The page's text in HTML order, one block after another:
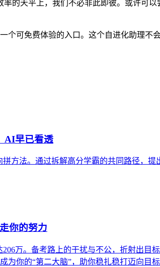
的天平上，我们不必非此即彼。或许可
个可免费体验的入口。这个自进化助
AI早已看透
方法。通过拆解高分学霸的共同路径，
你的努力
万。备考路上的干扰与不公，折射出
为你的“第二大脑”，助你稳扎稳打迈向目标